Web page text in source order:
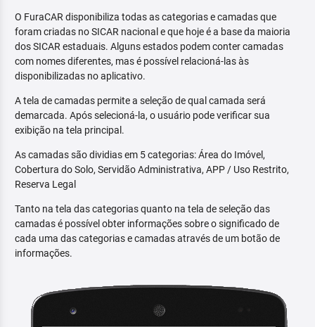
O FuraCAR disponibiliza todas as categorias e camadas que
foram criadas no SICAR nacional e que hoje é a base da maioria
dos SICAR estaduais. Alguns estados podem conter camadas
com nomes diferentes, mas é possível relacioná-las às
disponibilizadas no aplicativo.
A tela de camadas permite a seleção de qual camada será
demarcada. Após selecioná-la, o usuário pode verificar sua
exibição na tela principal.
As camadas são dividias em 5 categorias: Área do Imóvel,
Cobertura do Solo, Servidão Administrativa, APP / Uso Restrito,
Reserva Legal
Tanto na tela das categorias quanto na tela de seleção das
camadas é possível obter informações sobre o significado de
cada uma das categorias e camadas através de um botão de
informações.